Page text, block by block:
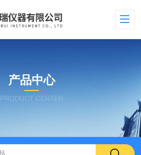
产品中心
PRODUCT CENTER